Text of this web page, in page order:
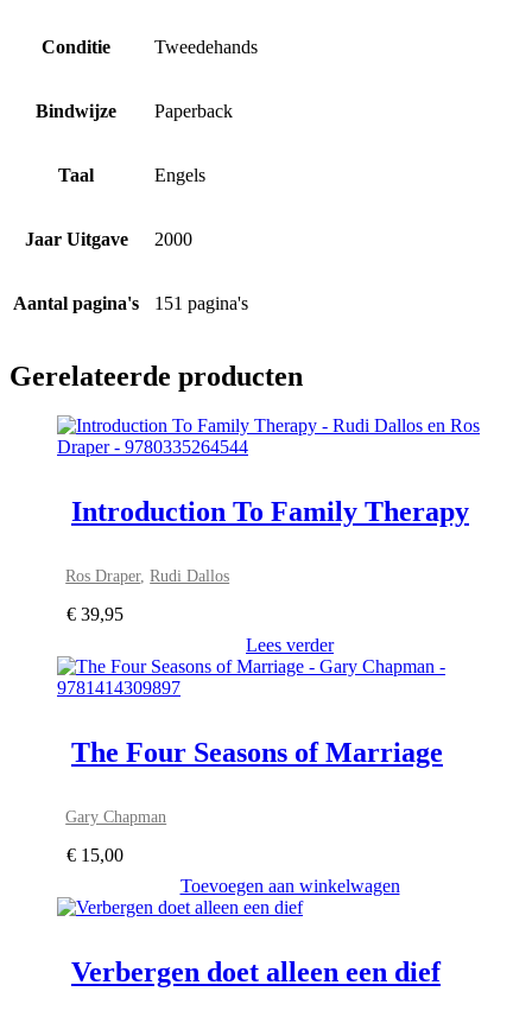
Conditie Tweedehands
Bindwijze Paperback
Taal Engels
Jaar Uitgave 2000
Aantal pagina's 151 pagina's
Gerelateerde producten
Introduction To Family Therapy
Ros Draper,Rudi Dallos
€ 39,95
Lees verder
The Four Seasons of Marriage
Gary Chapman
€ 15,00
Toevoegen aan winkelwagen
Verbergen doet alleen een dief